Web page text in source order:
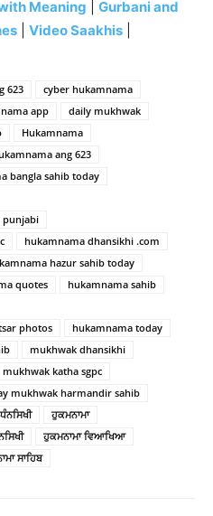
Meaning
Gurbani and
| Video Saakhis|
623
cyber hukamnama
app
daily mukhwak
Hukamnama
ang 623
bangla sahib today
punjabi
hukamnama dhansikhi .com
hazur sahib today
quotes
hukamnama sahib
photos
hukamnama today
mukhwak dhansikhi
mukhwak katha sgpc
mukhwak harmandir sahib
ਹੁਕਮਨਾਮਾ
ਹੁਕਮਨਾਮਾ ਵਿਆਖਿਆ
ਸਾਹਿਬ